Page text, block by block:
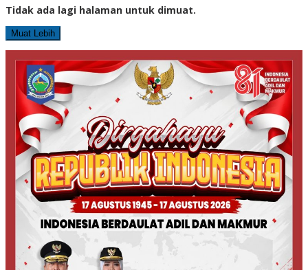
Tidak ada lagi halaman untuk dimuat.
Muat Lebih